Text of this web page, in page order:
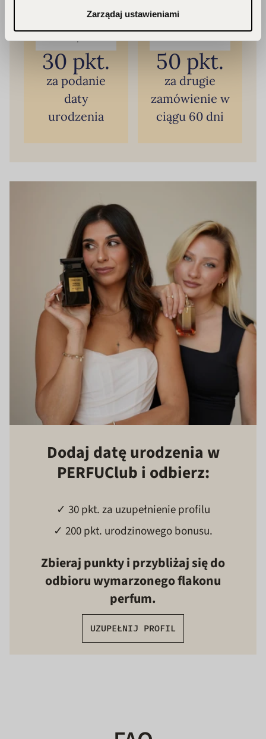
Zarządaj ustawieniami
30 pkt.
za podanie
daty
urodzenia
50 pkt.
za drugie
zamówienie w
ciągu 60 dni
Dodaj datę urodzenia w
PERFUClub i odbierz:
✓ 30 pkt. za uzupełnienie profilu
✓ 200 pkt. urodzinowego bonusu.
Zbieraj punkty i przybliżaj się do
odbioru wymarzonego flakonu
perfum.
UZUPEŁNIJ PROFIL